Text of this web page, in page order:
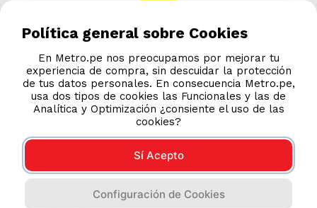
AYUDA CALLCENTER
(511) 613-8888
TIENDAS ONLINE
NOSOTROS
CONTÁCTANOS
Política general sobre Cookies
En Metro.pe nos preocupamos por mejorar tu
experiencia de compra, sin descuidar la protección
de tus datos personales. En consecuencia Metro.pe,
usa dos tipos de cookies las Funcionales y las de
Analítica y Optimización ¿consiente el uso de las
cookies?
Sí Acepto
Configuración de Cookies